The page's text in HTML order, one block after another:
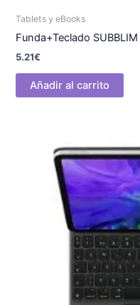
Tablets y eBooks
Funda+Teclado SUBBLIM
5.21€
Añadir al carrito